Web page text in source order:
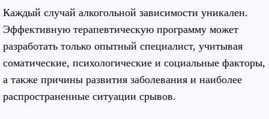
Каждый случай алкогольной зависимости уникален.
Эффективную терапевтическую программу может
разработать только опытный специалист, учитывая
соматические, психологические и социальные факторы,
а также причины развития заболевания и наиболее
распространенные ситуации срывов.